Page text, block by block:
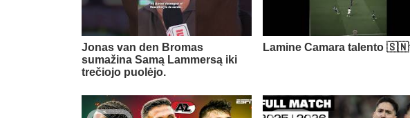
Jonas van den Bromas
sumažina Samą Lammersą iki
trečiojo puolėjo.
Lamine Camara talento